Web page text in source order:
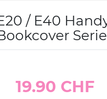
/ E40
19.90 CHF